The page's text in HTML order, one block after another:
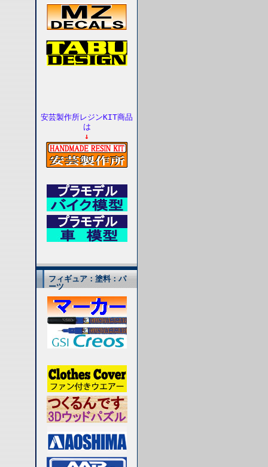
安芸製作所レジンKIT商品
は
↓
フィギュア：塗料：パ
ーツ